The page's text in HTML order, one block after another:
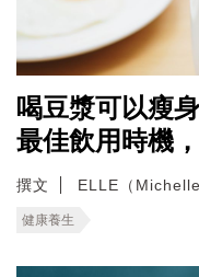
喝豆漿可以瘦
最佳飲用時機
撰文 ELLE（
健康養生